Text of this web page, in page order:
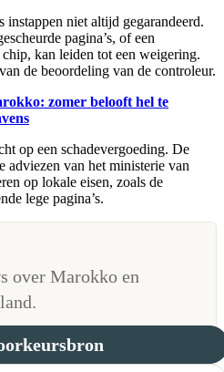
instappen niet altijd gegarandeerd.
pagina’s, of een
kan leiden tot een weigering.
de beoordeling van de controleur.
zomer belooft hel te
op een schadevergoeding. De
adviezen van het ministerie van
op lokale eisen, zoals de
lege pagina’s.
over Marokko en